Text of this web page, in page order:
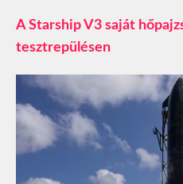
A Starship V3 saját
tesztrepülésen